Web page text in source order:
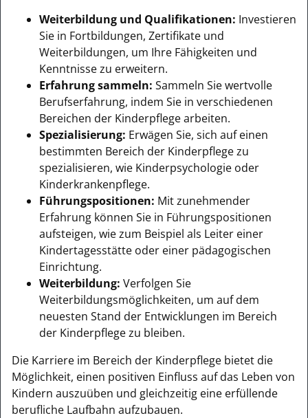
Weiterbildung und Qualifikationen: Investieren
Sie in Fortbildungen, Zertifikate und
Weiterbildungen, um Ihre Fähigkeiten und
Kenntnisse zu erweitern.
Erfahrung sammeln: Sammeln Sie wertvolle
Berufserfahrung, indem Sie in verschiedenen
Bereichen der Kinderpflege arbeiten.
Spezialisierung: Erwägen Sie, sich auf einen
bestimmten Bereich der Kinderpflege zu
spezialisieren, wie Kinderpsychologie oder
Kinderkrankenpflege.
Führungspositionen: Mit zunehmender
Erfahrung können Sie in Führungspositionen
aufsteigen, wie zum Beispiel als Leiter einer
Kindertagesstätte oder einer pädagogischen
Einrichtung.
Weiterbildung: Verfolgen Sie
Weiterbildungsmöglichkeiten, um auf dem
neuesten Stand der Entwicklungen im Bereich
der Kinderpflege zu bleiben.
Die Karriere im Bereich der Kinderpflege bietet die
Möglichkeit, einen positiven Einfluss auf das Leben von
Kindern auszuüben und gleichzeitig eine erfüllende
berufliche Laufbahn aufzubauen.